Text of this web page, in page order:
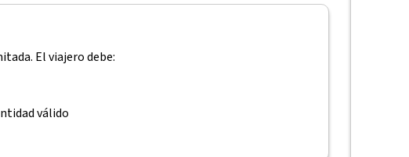
El viajero debe:
válido